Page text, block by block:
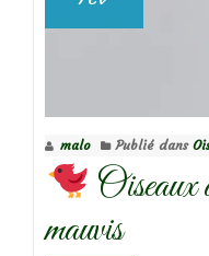
malo Publié dans
Oiseaux
mauvis